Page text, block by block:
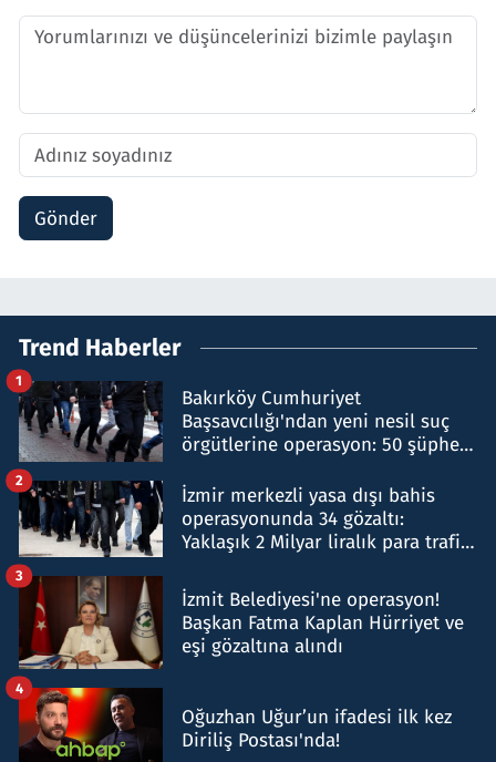
Gönder
Trend Haberler
Bakırköy Cumhuriyet
Başsavcılığı'ndan yeni nesil suç
örgütlerine operasyon: 50 şüpheli
1
İzmir merkezli yasa dışı bahis
operasyonunda 34 gözaltı:
Yaklaşık 2 Milyar liralık para trafiği
2
İzmit Belediyesi'ne operasyon!
Başkan Fatma Kaplan Hürriyet ve
eşi gözaltına alındı
3
Oğuzhan Uğur’un ifadesi ilk kez
Diriliş Postası'nda!
4